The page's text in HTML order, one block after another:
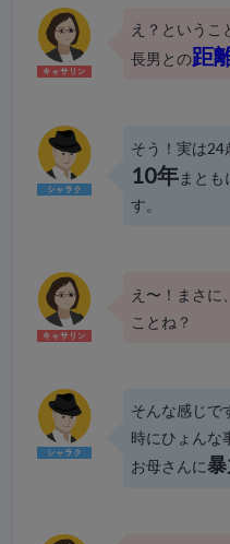
え？というこ
長男との距
そう！実は24
10年まとも
す。
え〜！まさに
ことね？
そんな感じで
時にひょんな
お母さんに暴